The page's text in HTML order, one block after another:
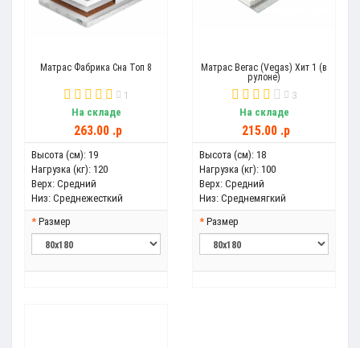
Матрас Фабрика Сна Топ 8
1
На складе
263.00 .p
Высота (см): 19
Нагрузка (кг): 120
Верх: Средний
Низ: Среднежесткий
Размер
Матрас Вегас (Vegas) Хит 1 (в
рулоне)
3
На складе
215.00 .p
Высота (см): 18
Нагрузка (кг): 100
Верх: Средний
Низ: Среднемягкий
Размер